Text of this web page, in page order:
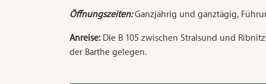
Öffnungszeiten:Ganzjährig und ganztägig,
Anreise:Die B 105 zwischen Stralsund und
der Barthe gelegen.